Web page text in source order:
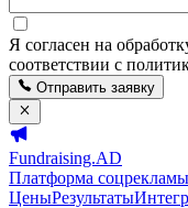
Я согласен на
соответствии с
Отправить заявку
Fundraising.AD
Платформа соцрекламы
ЦеныРезультаты